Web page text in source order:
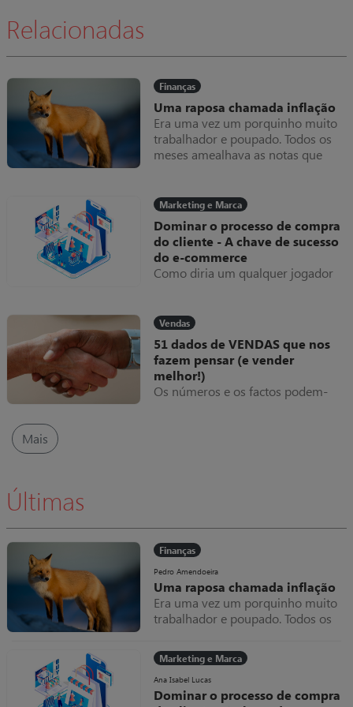
Relacionadas
Finanças
Uma raposa chamada inflação
Era uma vez um porquinho muito
trabalhador e poupado. Todos os
meses amealhava as notas que
Uma raposa chamada inflação
Marketing e Marca
Dominar o processo de compra
do cliente - A chave de sucesso
do e-commerce
Como diria um qualquer jogador
deveria ser uma linha de
orientação em tudo o que se
faz.arcas.
Vendas
51 dados de VENDAS que nos
fazem pensar (e vender
melhor!)
Os números e os factos podem-
Mais
Últimas
Finanças
Pedro Amendoeira
Uma raposa chamada inflação
Era uma vez um porquinho muito
trabalhador e poupado. Todos os
ganhava dentro do seu colchão,
que cada vez ficava mais grosso.
Uma raposa chamada inflação
Marketing e Marca
Ana Isabel Lucas
Dominar o processo de compra